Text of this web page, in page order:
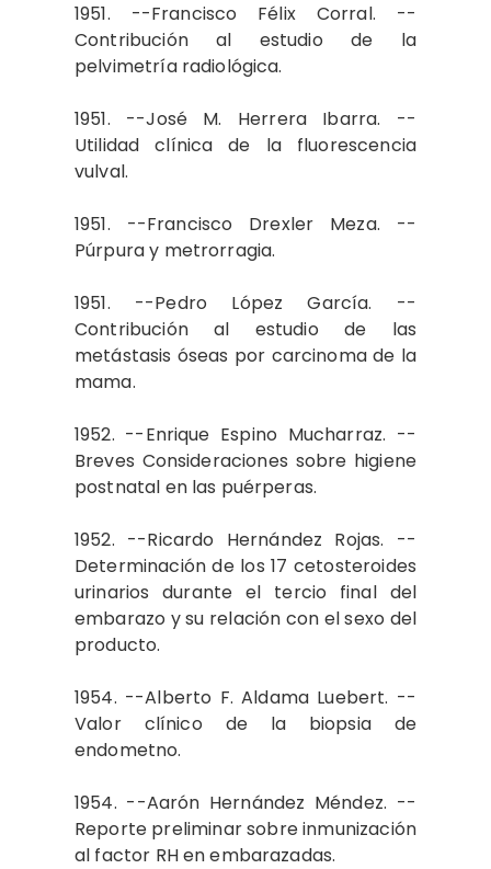
1951. --Francisco Félix Corral. --
Contribución al estudio de la
pelvimetría radiológica.
1951. --José M. Herrera Ibarra. --
Utilidad clínica de la fluorescencia
vulval.
1951. --Francisco Drexler Meza. --
Púrpura y metrorragia.
1951. --Pedro López García. --
Contribución al estudio de las
metástasis óseas por carcinoma de la
mama.
1952. --Enrique Espino Mucharraz. --
Breves Consideraciones sobre higiene
postnatal en las puérperas.
1952. --Ricardo Hernández Rojas. --
Determinación de los 17 cetosteroides
urinarios durante el tercio final del
embarazo y su relación con el sexo del
producto.
1954. --Alberto F. Aldama Luebert. --
Valor clínico de la biopsia de
endometno.
1954. --Aarón Hernández Méndez. --
Reporte preliminar sobre inmunización
al factor RH en embarazadas.